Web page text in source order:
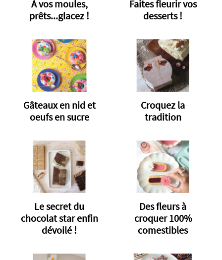
À vos moules,
prêts...glacez !
Faites fleurir vos
desserts !
Gâteaux en nid et
oeufs en sucre
Croquez la
tradition
Le secret du
chocolat star enfin
dévoilé !
Des fleurs à
croquer 100%
comestibles